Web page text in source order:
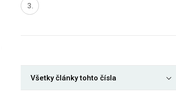
Všetky články tohto čísla